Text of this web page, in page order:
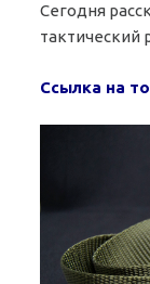
Сегодня
тактический
Ссылка на